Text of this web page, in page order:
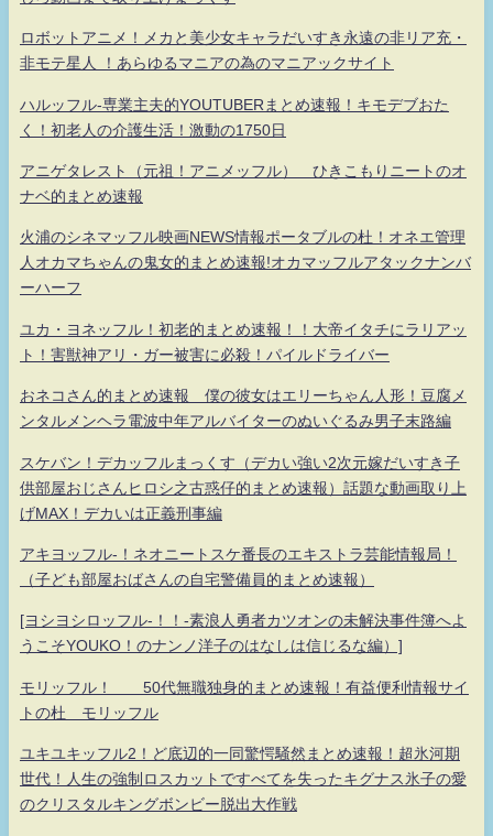
ロボットアニメ！メカと美少女キャラだいすき永遠の非リア充・
非モテ星人 ！あらゆるマニアの為のマニアックサイト
ハルッフル-専業主夫的YOUTUBERまとめ速報！キモデブおた
く！初老人の介護生活！激動の1750日
アニゲタレスト（元祖！アニメッフル） ひきこもりニートのオ
ナベ的まとめ速報
火浦のシネマッフル映画NEWS情報ポータブルの杜！オネエ管理
人オカマちゃんの鬼女的まとめ速報!オカマッフルアタックナンバ
ーハーフ
ユカ・ヨネッフル！初老的まとめ速報！！大帝イタチにラリアッ
ト！害獣神アリ・ガー被害に必殺！パイルドライバー
おネコさん的まとめ速報 僕の彼女はエリーちゃん人形！豆腐メ
ンタルメンヘラ電波中年アルバイターのぬいぐるみ男子末路編
スケバン！デカッフルまっくす（デカい強い2次元嫁だいすき子
供部屋おじさんヒロシ之古惑仔的まとめ速報）話題な動画取り上
げMAX！デカいは正義刑事編
アキヨッフル-！ネオニートスケ番長のエキストラ芸能情報局！
（子ども部屋おばさんの自宅警備員的まとめ速報）
[ヨシヨシロッフル-！！-素浪人勇者カツオンの未解決事件簿へよ
うこそYOUKO！のナンノ洋子のはなしは信じるな編）]
モリッフル！ 50代無職独身的まとめ速報！有益便利情報サイ
トの杜 モリッフル
ユキユキッフル2！ど底辺的一同驚愕騒然まとめ速報！超氷河期
世代！人生の強制ロスカットですべてを失ったキグナス氷子の愛
のクリスタルキングボンビー脱出大作戦